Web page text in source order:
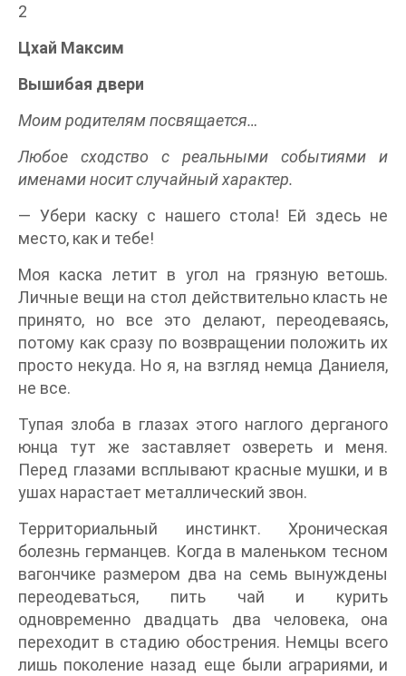
2
Цхай Максим
Вышибая двери
Моим родителям посвящается…
Любое сходство с реальными событиями и
именами носит случайный характер.
— Убери каску с нашего стола! Ей здесь не
место, как и тебе!
Моя каска летит в угол на грязную ветошь.
Личные вещи на стол действительно класть не
принято, но все это делают, переодеваясь,
потому как сразу по возвращении положить их
просто некуда. Но я, на взгляд немца Даниеля,
не все.
Тупая злоба в глазах этого наглого дерганого
юнца тут же заставляет озвереть и меня.
Перед глазами всплывают красные мушки, и в
ушах нарастает металлический звон.
Территориальный инстинкт. Хроническая
болезнь германцев. Когда в маленьком тесном
вагончике размером два на семь вынуждены
переодеваться, пить чай и курить
одновременно двадцать два человека, она
переходит в стадию обострения. Немцы всего
лишь поколение назад еще были аграриями, и